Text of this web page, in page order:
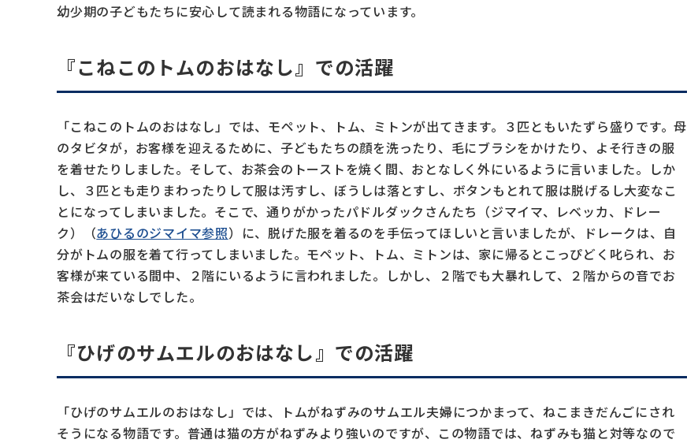
幼少期の子どもたちに安心して読まれる物語になっています。
『こねこのトムのおはなし』での活躍
「こねこのトムのおはなし」では、モペット、トム、ミトンが出てきます。３匹ともいたずら盛りです。母
のタビタが，お客様を迎えるために、子どもたちの顔を洗ったり、毛にブラシをかけたり、よそ行きの服
を着せたりしました。そして、お茶会のトーストを焼く間、おとなしく外にいるように言いました。しか
し、３匹とも走りまわったりして服は汚すし、ぼうしは落とすし、ボタンもとれて服は脱げるし大変なこ
とになってしまいました。そこで、通りがかったパドルダックさんたち（ジマイマ、レベッカ、ドレー
ク）（あひるのジマイマ参照）に、脱げた服を着るのを手伝ってほしいと言いましたが、ドレークは、自
分がトムの服を着て行ってしまいました。モペット、トム、ミトンは、家に帰るとこっぴどく叱られ、お
客様が来ている間中、２階にいるように言われました。しかし、２階でも大暴れして、２階からの音でお
茶会はだいなしでした。
『ひげのサムエルのおはなし』での活躍
「ひげのサムエルのおはなし」では、トムがねずみのサムエル夫婦につかまって、ねこまきだんごにされ
そうになる物語です。普通は猫の方がねずみより強いのですが、この物語では、ねずみも猫と対等なので